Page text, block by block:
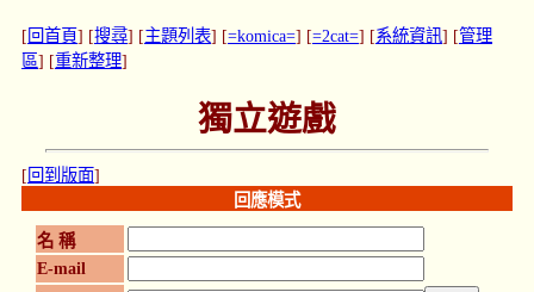
[ 回首頁] [搜尋] [主題列表] [=komica=] [=2cat=] [系統資訊] [管理
區] [重新整理]
獨立遊戲
[ 回到版面]
回應模式
名 稱
E-mail